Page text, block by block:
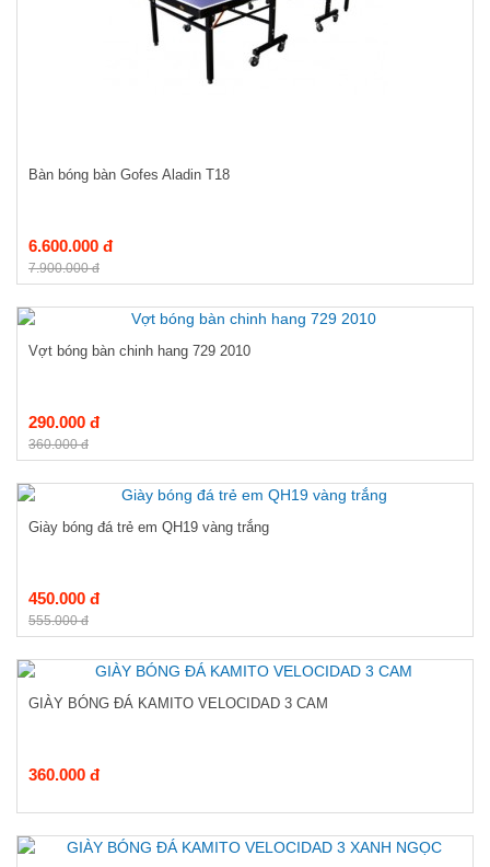
Bàn bóng bàn Gofes Aladin T18
6.600.000 đ
7.900.000 đ
Vợt bóng bàn chinh hang 729 2010
290.000 đ
360.000 đ
Giày bóng đá trẻ em QH19 vàng trắng
450.000 đ
555.000 đ
GIÀY BÓNG ĐÁ KAMITO VELOCIDAD 3 CAM
360.000 đ